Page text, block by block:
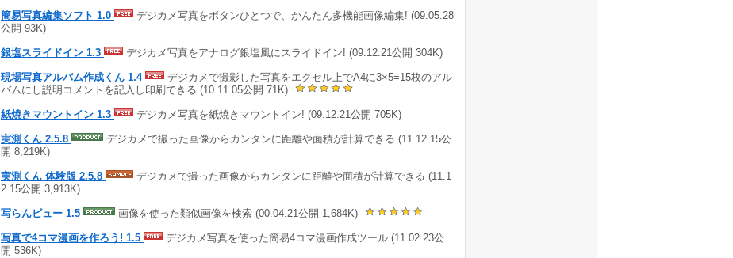
簡易写真編集ソフト 1.0
デジカメ写真をボタンひとつで、かんたん多機能画像編集! (09.05.28
公開 93K)
銀塩スライドイン 1.3 デジカメ写真をアナログ銀塩風にスライドイン! (09.12.21公開 304K)
現場写真アルバム作成くん 1.4
デジカメで撮影した写真をエクセル上でA4に3×5=15枚のアル
バムにし説明コメントを記入し印刷できる (10.11.05公開 71K)
紙焼きマウントイン 1.3 デジカメ写真を紙焼きマウントイン! (09.12.21公開 705K)
実測くん 2.5.8
デジカメで撮った画像からカンタンに距離や面積が計算できる (11.12.15公
開 8,219K)
実測くん 体験版 2.5.8
デジカメで撮った画像からカンタンに距離や面積が計算できる (11.1
2.15公開 3,913K)
写らんビュー 1.5 画像を使った類似画像を検索 (00.04.21公開 1,684K)
写真で4コマ漫画を作ろう! 1.5
デジカメ写真を使った簡易4コマ漫画作成ツール (11.02.23公
開 536K)